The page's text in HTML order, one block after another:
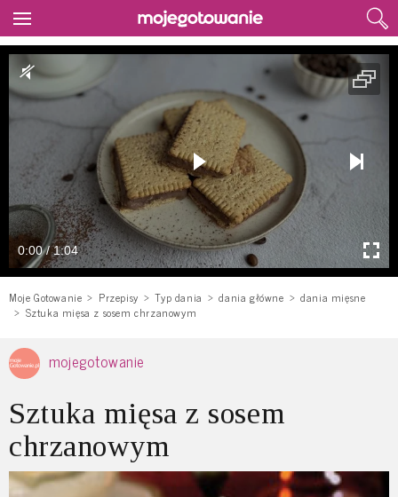
0:00 / 1:04
Moje Gotowanie Przepisy Typ dania dania główne
dania mięsne
Sztuka mięsa z sosem chrzanowym
mojegotowanie
Sztuka mięsa z sosem
chrzanowym